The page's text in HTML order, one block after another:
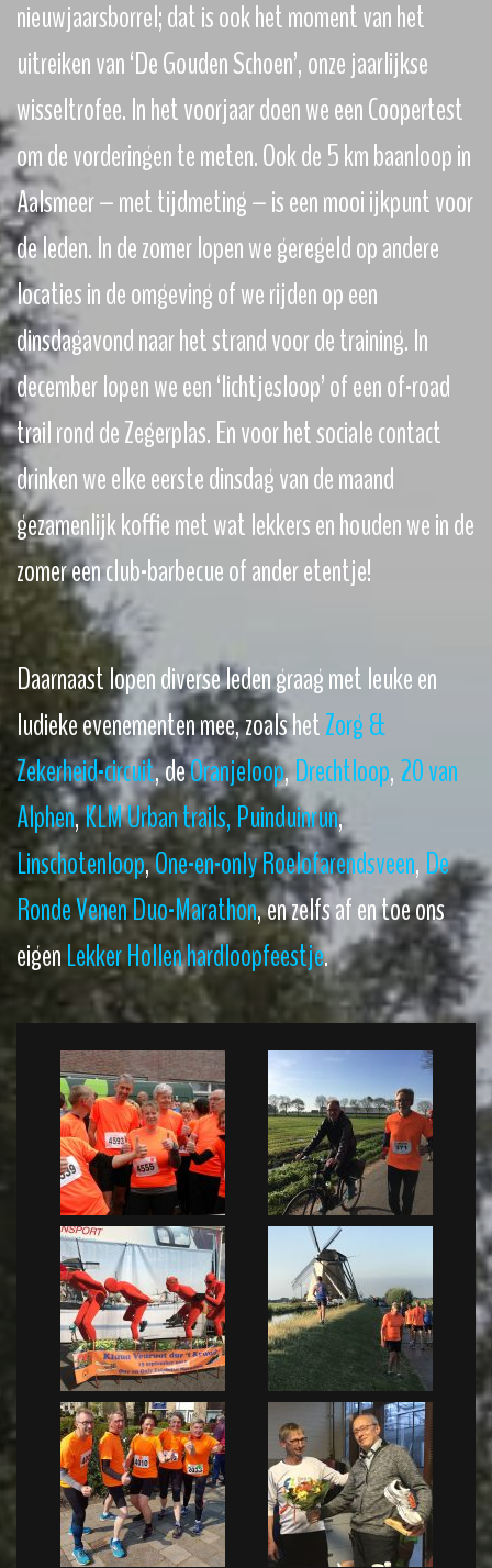
nieuwjaarsborrel; dat is ook het moment van het
uitreiken van ‘De Gouden Schoen’, onze jaarlijkse
wisseltrofee. In het voorjaar doen we een Coopertest
om de vorderingen te meten. Ook de 5 km baanloop in
Aalsmeer – met tijdmeting – is een mooi ijkpunt voor
de leden. In de zomer lopen we geregeld op andere
locaties in de omgeving of we rijden op een
dinsdagavond naar het strand voor de training. In
december lopen we een ‘lichtjesloop’ of een of-road
trail rond de Zegerplas. En voor het sociale contact
drinken we elke eerste dinsdag van de maand
gezamenlijk koffie met wat lekkers en houden we in de
zomer een club-barbecue of ander etentje!
Daarnaast lopen diverse leden graag met leuke en
ludieke evenementen mee, zoals hetZorg &
Zekerheid-circuit, deOranjeloop,Drechtloop,20 van
Alphen,KLM Urban trails, Puinduinrun,
Linschotenloop,One-en-only Roelofarendsveen, De
Ronde Venen Duo-Marathon, en zelfs af en toe ons
eigenLekker Hollen hardloopfeestje.